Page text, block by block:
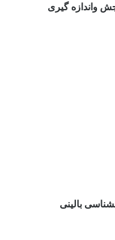
واندازه گیری
بالینی